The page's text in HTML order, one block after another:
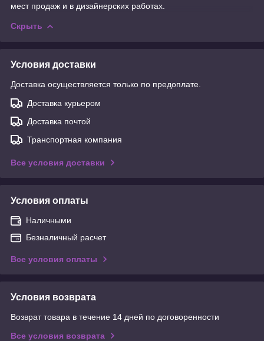
мест продаж и в дизайнерских работах.
Скрыть
Условия доставки
Доставка осуществляется только по предоплате.
Доставка курьером
Доставка почтой
Транспортная компания
Все условия доставки
Условия оплаты
Наличными
Безналичный расчет
Все условия оплаты
Условия возврата
Возврат товара в течение 14 дней по договоренности
Все условия возврата